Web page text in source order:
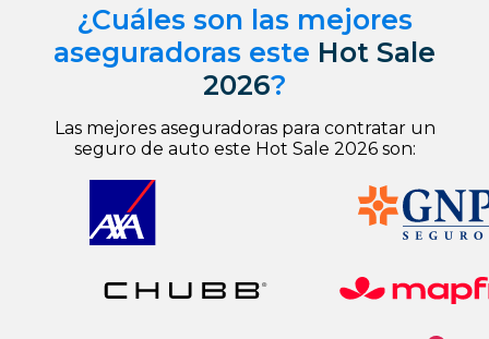
¿Cuáles son las mejores
aseguradoras este Hot Sale
2026?
Las mejores aseguradoras para contratar un
seguro de auto este Hot Sale 2026 son: